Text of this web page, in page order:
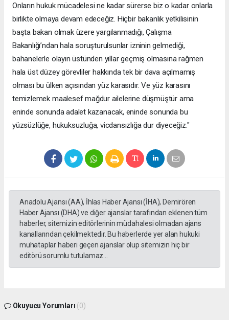
Onların hukuk mücadelesi ne kadar sürerse biz o kadar onlarla
birlikte olmaya devam edeceğiz. Hiçbir bakanlık yetkilisinin
başta bakan olmak üzere yargılanmadığı, Çalışma
Bakanlığı’ndan hala soruşturulsunlar izninin gelmediği,
bahanelerle olayın üstünden yıllar geçmiş olmasına rağmen
hala üst düzey görevliler hakkında tek bir dava açılmamış
olması bu ülken açısından yüz karasıdır. Ve yüz karasını
temizlemek maalesef mağdur ailelerine düşmüştür ama
eninde sonunda adalet kazanacak, eninde sonunda bu
yüzsüzlüğe, hukuksuzluğa, vicdansızlığa dur diyeceğiz."
Anadolu Ajansı (AA), İhlas Haber Ajansı (İHA), Demirören
Haber Ajansı (DHA) ve diğer ajanslar tarafından eklenen tüm
haberler, sitemizin editörlerinin müdahalesi olmadan ajans
kanallarından çekilmektedir. Bu haberlerde yer alan hukuki
muhataplar haberi geçen ajanslar olup sitemizin hiç bir
editörü sorumlu tutulamaz...
Okuyucu Yorumları (0)